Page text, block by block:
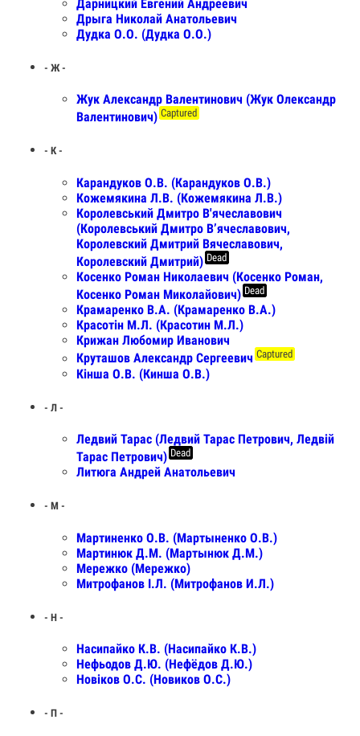
Дарницкий Евгений Андреевич
Дрыга Николай Анатольевич
Дудка О.О. (Дудка О.О.)
- Ж -
Жук Александр Валентинович (Жук Олександр
Валентинович) Captured
- К -
Карандуков О.В. (Карандуков О.В.)
Кожемякина Л.В. (Кожемякина Л.В.)
Королевський Дмитро В'ячеславович
(Королевський Дмитро В’ячеславович,
Королевский Дмитрий Вячеславович,
Королевский Дмитрий) Dead
Косенко Роман Николаевич (Косенко Роман,
Косенко Роман Миколайович) Dead
Крамаренко В.А. (Крамаренко В.А.)
Красотін М.Л. (Красотин М.Л.)
Крижан Любомир Иванович
Круташов Александр Сергеевич Captured
Кінша О.В. (Кинша О.В.)
- Л -
Ледвий Тарас (Ледвий Тарас Петрович, Ледвій
Тарас Петрович) Dead
Литюга Андрей Анатольевич
- М -
Мартиненко О.В. (Мартыненко О.В.)
Мартинюк Д.М. (Мартынюк Д.М.)
Мережко (Мережко)
Митрофанов І.Л. (Митрофанов И.Л.)
- Н -
Насипайко К.В. (Насипайко К.В.)
Нефьодов Д.Ю. (Нефёдов Д.Ю.)
Новіков О.С. (Новиков О.С.)
- П -